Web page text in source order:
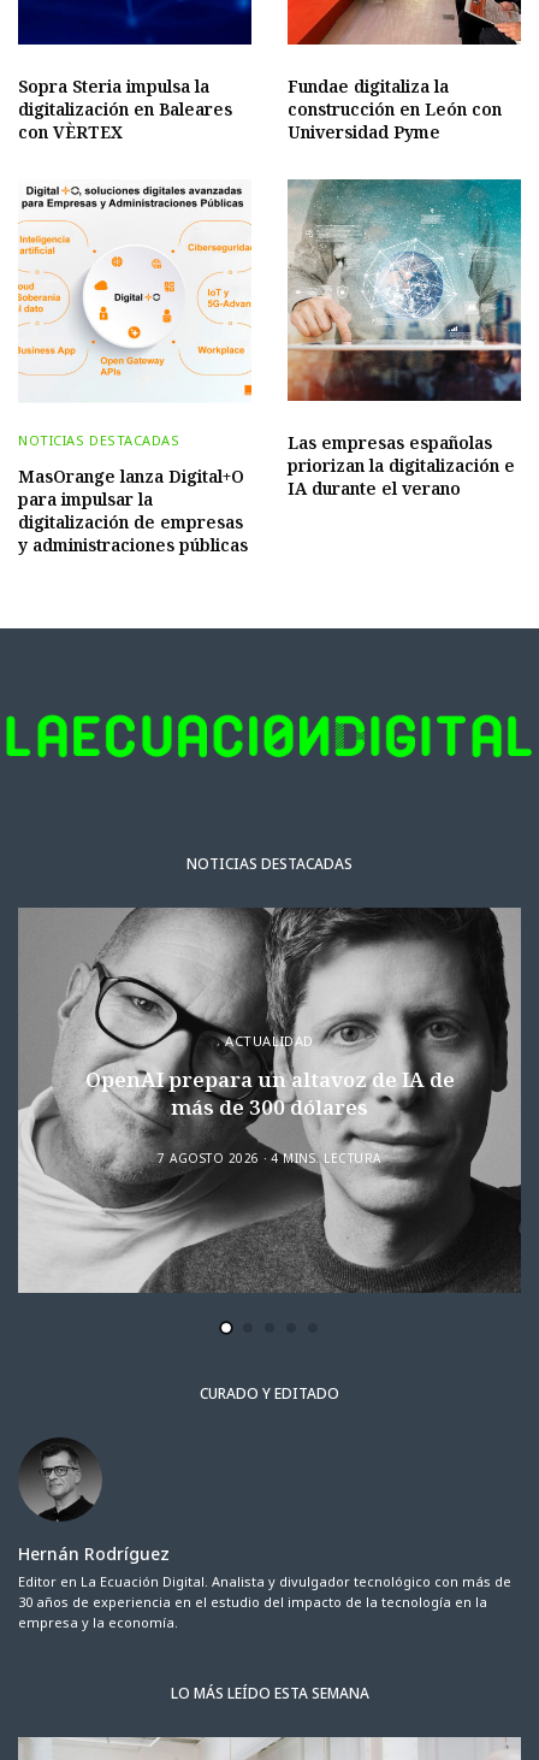
Sopra Steria impulsa la
digitalización en Baleares
con VÈRTEX
Fundae digitaliza la
construcción en León con
Universidad Pyme
NOTICIAS DESTACADAS
MasOrange lanza Digital+O
para impulsar la
digitalización de empresas
y administraciones públicas
Las empresas españolas
priorizan la digitalización e
IA durante el verano
NOTICIAS DESTACADAS
ACTUALIDAD
OpenAI prepara un altavoz de IA de
más de 300 dólares
7 AGOSTO 2026 4 MINS. LECTURA
CURADO Y EDITADO
Hernán Rodríguez
Editor en La Ecuación Digital. Analista y divulgador tecnológico con más de
30 años de experiencia en el estudio del impacto de la tecnología en la
empresa y la economía.
LO MÁS LEÍDO ESTA SEMANA